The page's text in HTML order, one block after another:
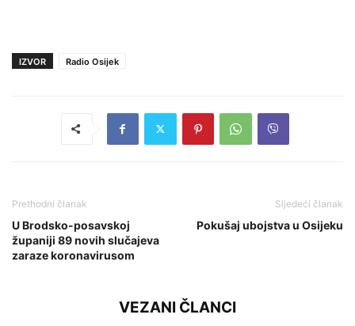
IZVOR Radio Osijek
Prethodni članak
U Brodsko-posavskoj
županiji 89 novih slučajeva
zaraze koronavirusom
Sljedeći članak
Pokušaj ubojstva u Osijeku
VEZANI ČLANCI